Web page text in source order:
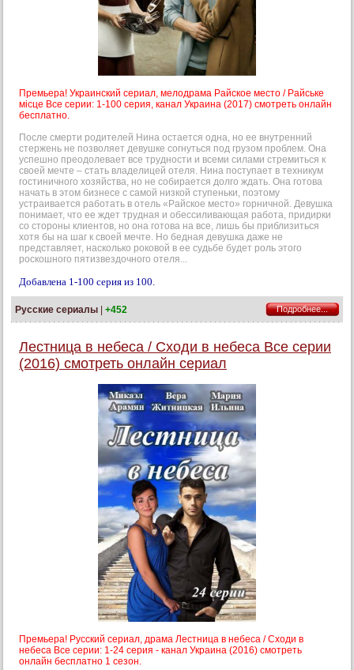
Премьера! Украинский сериал, мелодрама Райское место / Райське
місце Все серии: 1-100 серия, канал Украина (2017) смотреть онлайн
бесплатно.
После смерти родителей Нина остается одна, но ее внутренний
стержень не позволяет девушке согнуться под грузом проблем. Она
успешно преодолевает все трудности и всеми силами стремиться к
своей мечте – стать владелицей отеля. Нина поступает в техникум
гостиничного хозяйства, но не собирается долго ждать. Она готова
начать в этом бизнесе с самой низкой ступеньки, поэтому
устраивается работать в отель «Райское место» горничной. Девушка
понимает, что ее ждет трудная и обессиливающая работа, придирки
со стороны клиентов, но она готова на все, лишь бы приблизиться
хотя бы на шаг к своей мечте. Но бедная девушка даже не
представляет, насколько роковой в ее судьбе будет роль этого
роскошного пятизвездочного отеля...
Добавлена 1-100 серия из 100.
Русские сериалы +452 Подробнее...
Лестница в небеса / Сходи в небеса Все серии
(2016) смотреть онлайн сериал
Премьера! Русский сериал, драма Лестница в небеса / Сходи в
небеса Все серии: 1-24 серия - канал Украина (2016) смотреть
онлайн бесплатно 1 сезон.